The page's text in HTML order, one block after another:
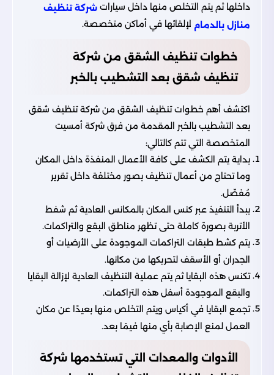
داخلها ثم يتم التخلص منها داخل سيارات شركة تنظيف
منازل بالدمام لإلقائها في أماكن متخصصة.
خطوات تنظيف الشقق من شركة
تنظيف شقق بعد التشطيب بالخبر
اكتشف أهم خطوات تنظيف الشقق من شركة تنظيف شقق
بعد التشطيب بالخبر المقدمة من فرق شركة أمسيت
المتخصصة التي تتم كالتالي:
بداية يتم الكشف على كافة الأعمال المنفذة داخل المكان
وما تحتاج من أعمال تنظيف بصور مختلفة داخل تقرير
مُفصّل.
يبدأ التنفيذ عبر كنس المكان بالمكانس العادية ثم شفط
الأتربة بصورة كاملة حتى تظهر مناطق البقع والتراكمات.
يتم كشط طبقات التراكمات الموجودة على الأرضيات أو
الجدران أو الأسقف لتحريكها من مكانها.
تكنس هذه البقايا ثم يتم عملية التنظيف العادية لإزالة البقايا
والبقع الموجودة أسفل هذه التراكمات.
تجمع البقايا في أكياس ويتم التخلص منها بعيدًا عن مكان
العمل لمنع الإصابة بأي منها فيمَا بعد.
الأدوات والمعدات التي تستخدمها شركة